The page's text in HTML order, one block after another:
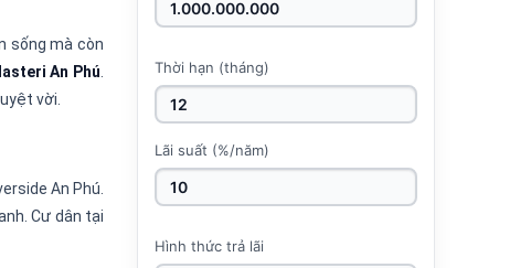
sống mà còn
An Phú
vời.
An Phú.
Cư dân tại
Thời hạn (tháng)
Lãi suất (%/năm)
Hình thức trả lãi